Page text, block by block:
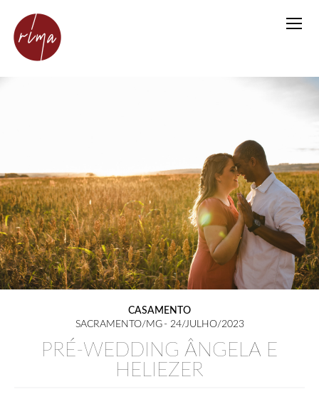
CASAMENTO
SACRAMENTO/MG
24/JULHO/2023
PRÉ-WEDDING ÂNGELA E
HELIEZER